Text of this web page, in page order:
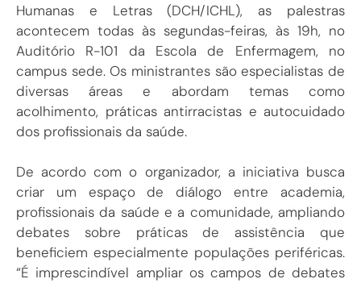
Humanas e Letras (DCH/ICHL), as palestras
acontecem todas às segundas-feiras, às 19h, no
Auditório R-101 da Escola de Enfermagem, no
campus sede. Os ministrantes são especialistas de
diversas áreas e abordam temas como
acolhimento, práticas antirracistas e autocuidado
dos profissionais da saúde.
De acordo com o organizador, a iniciativa busca
criar um espaço de diálogo entre academia,
profissionais da saúde e a comunidade, ampliando
debates sobre práticas de assistência que
beneficiem especialmente populações periféricas.
“É imprescindível ampliar os campos de debates